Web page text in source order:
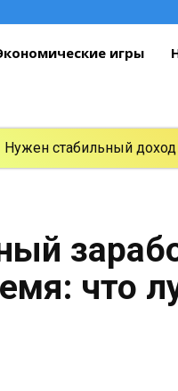
игры
Нужен стабильный
что